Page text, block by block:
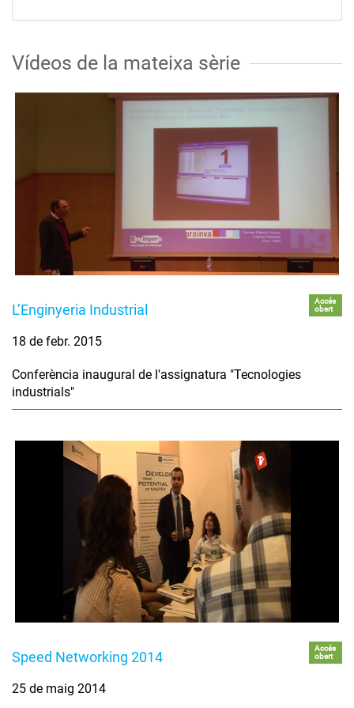
Vídeos de la mateixa sèrie
L’Enginyeria Industrial
Accés
obert
18 de febr. 2015
Conferència inaugural de l'assignatura "Tecnologies
industrials"
Speed Networking 2014
Accés
obert
25 de maig 2014